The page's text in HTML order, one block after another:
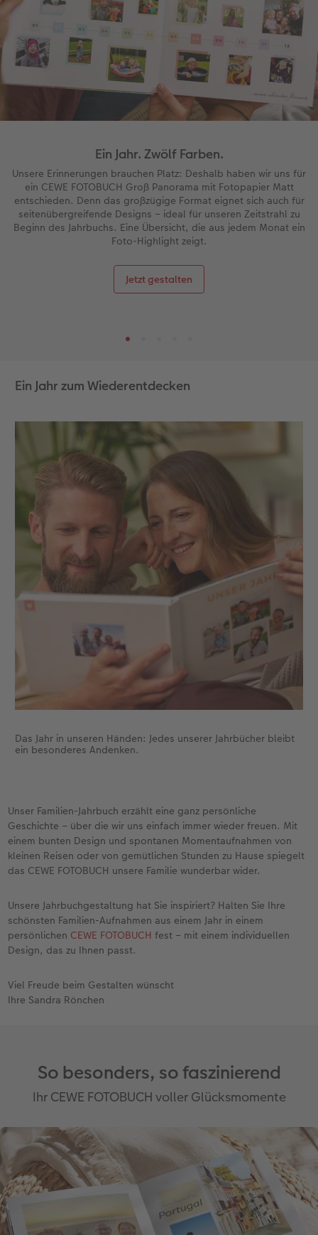
Ein Jahr. Zwölf Farben.
Unsere Erinnerungen brauchen Platz: Deshalb haben wir uns für
ein CEWE FOTOBUCH Groß Panorama mit Fotopapier Matt
entschieden. Denn das großzügige Format eignet sich auch für
seitenübergreifende Designs – ideal für unseren Zeitstrahl zu
Beginn des Jahrbuchs. Eine Übersicht, die aus jedem Monat ein
Foto-Highlight zeigt.
Jetzt gestalten
Ein Jahr zum Wiederentdecken
Das Jahr in unseren Händen: Jedes unserer Jahrbücher bleibt
ein besonderes Andenken.
Unser Familien-Jahrbuch erzählt eine ganz persönliche
Geschichte – über die wir uns einfach immer wieder freuen. Mit
einem bunten Design und spontanen Momentaufnahmen von
kleinen Reisen oder von gemütlichen Stunden zu Hause spiegelt
das CEWE FOTOBUCH unsere Familie wunderbar wider.
Unsere Jahrbuchgestaltung hat Sie inspiriert? Halten Sie Ihre
schönsten Familien-Aufnahmen aus einem Jahr in einem
persönlichen CEWE FOTOBUCH fest – mit einem individuellen
Design, das zu Ihnen passt.
Viel Freude beim Gestalten wünscht
Ihre Sandra Rönchen
So besonders, so faszinierend
Ihr CEWE FOTOBUCH voller Glücksmomente